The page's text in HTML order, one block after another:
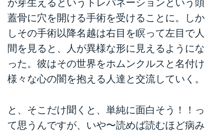
が芽生えるというトレパネーションという頭
蓋骨に穴を開ける手術を受けることに。しか
しその手術以降名越は右目を瞑って左目で人
間を見ると、人が異様な形に見えるようにな
った。彼はその世界をホムンクルスと名付け
様々な心の闇を抱える人達と交流していく。
と、そこだけ聞くと、単純に面白そう！！っ
て思うんですが、いや〜読めば読むほど病み